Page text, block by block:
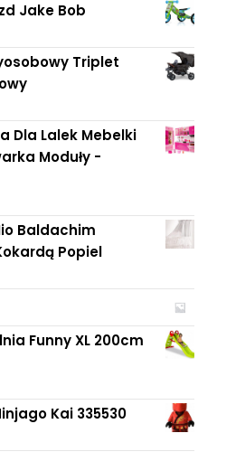
Jake Bob
Triplet
Dla Lalek Mebelki
Moduły -
Baldachim
Popiel
Funny XL 200cm
Kai 335530